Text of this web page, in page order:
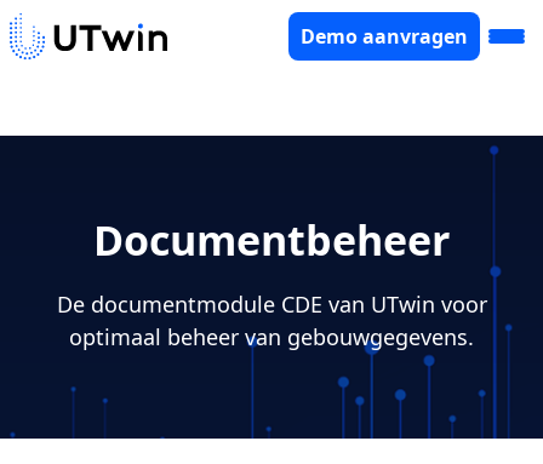
Demo aanvragen
Documentbeheer
De documentmodule CDE van UTwin voor
optimaal beheer van gebouwgegevens.